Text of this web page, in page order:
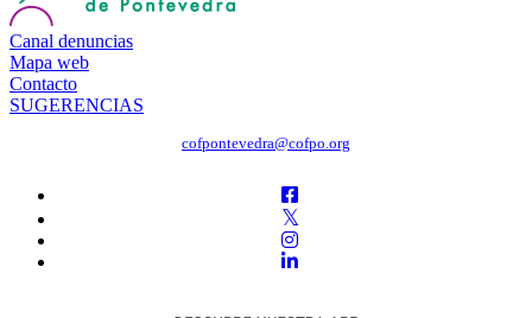
Canal denuncias
Mapa web
Contacto
SUGERENCIAS
cofpontevedra@cofpo.org